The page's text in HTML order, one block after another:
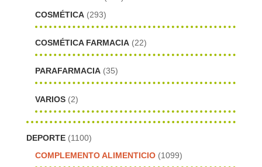
COSMÉTICA (293)
COSMÉTICA FARMACIA (22)
PARAFARMACIA (35)
VARIOS (2)
DEPORTE (1100)
COMPLEMENTO ALIMENTICIO (1099)